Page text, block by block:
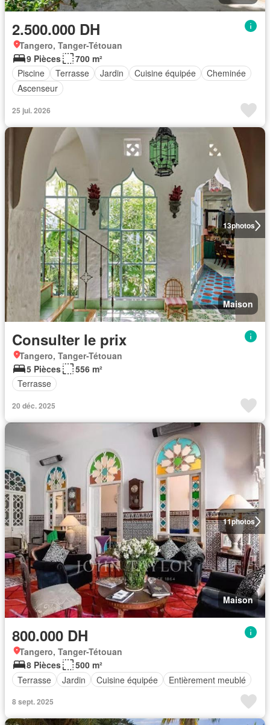
2.500.000 DH
Tangero, Tanger-Tétouan
9 Pièces
700 m²
Piscine
Terrasse Jardin Cuisine équipée
Cheminée
Ascenseur
25 jui. 2026
13photos
Maison
Consulter le prix
Tangero, Tanger-Tétouan
5 Pièces
556 m²
Terrasse
20 déc. 2025
11photos
Maison
800.000 DH
Tangero, Tanger-Tétouan
8 Pièces
500 m²
Terrasse
Jardin Cuisine équipée Entièrement meublé
8 sept. 2025